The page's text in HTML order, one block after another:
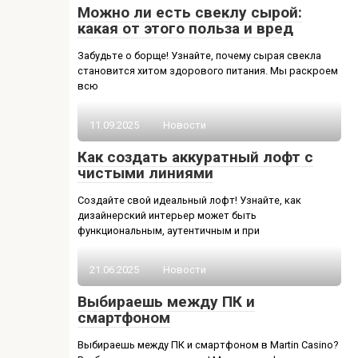
Можно ли есть свеклу сырой:
какая от этого польза и вред
Забудьте о борще! Узнайте, почему сырая свекла
становится хитом здорового питания. Мы раскроем
всю
11.09.2025 Новости
Как создать аккуратный лофт с
чистыми линиями
Создайте свой идеальный лофт! Узнайте, как
дизайнерский интерьер может быть
функциональным, аутентичным и при
21.06.2025 Новости
Выбираешь между ПК и
смартфоном
Выбираешь между ПК и смартфоном в Martin Casino?